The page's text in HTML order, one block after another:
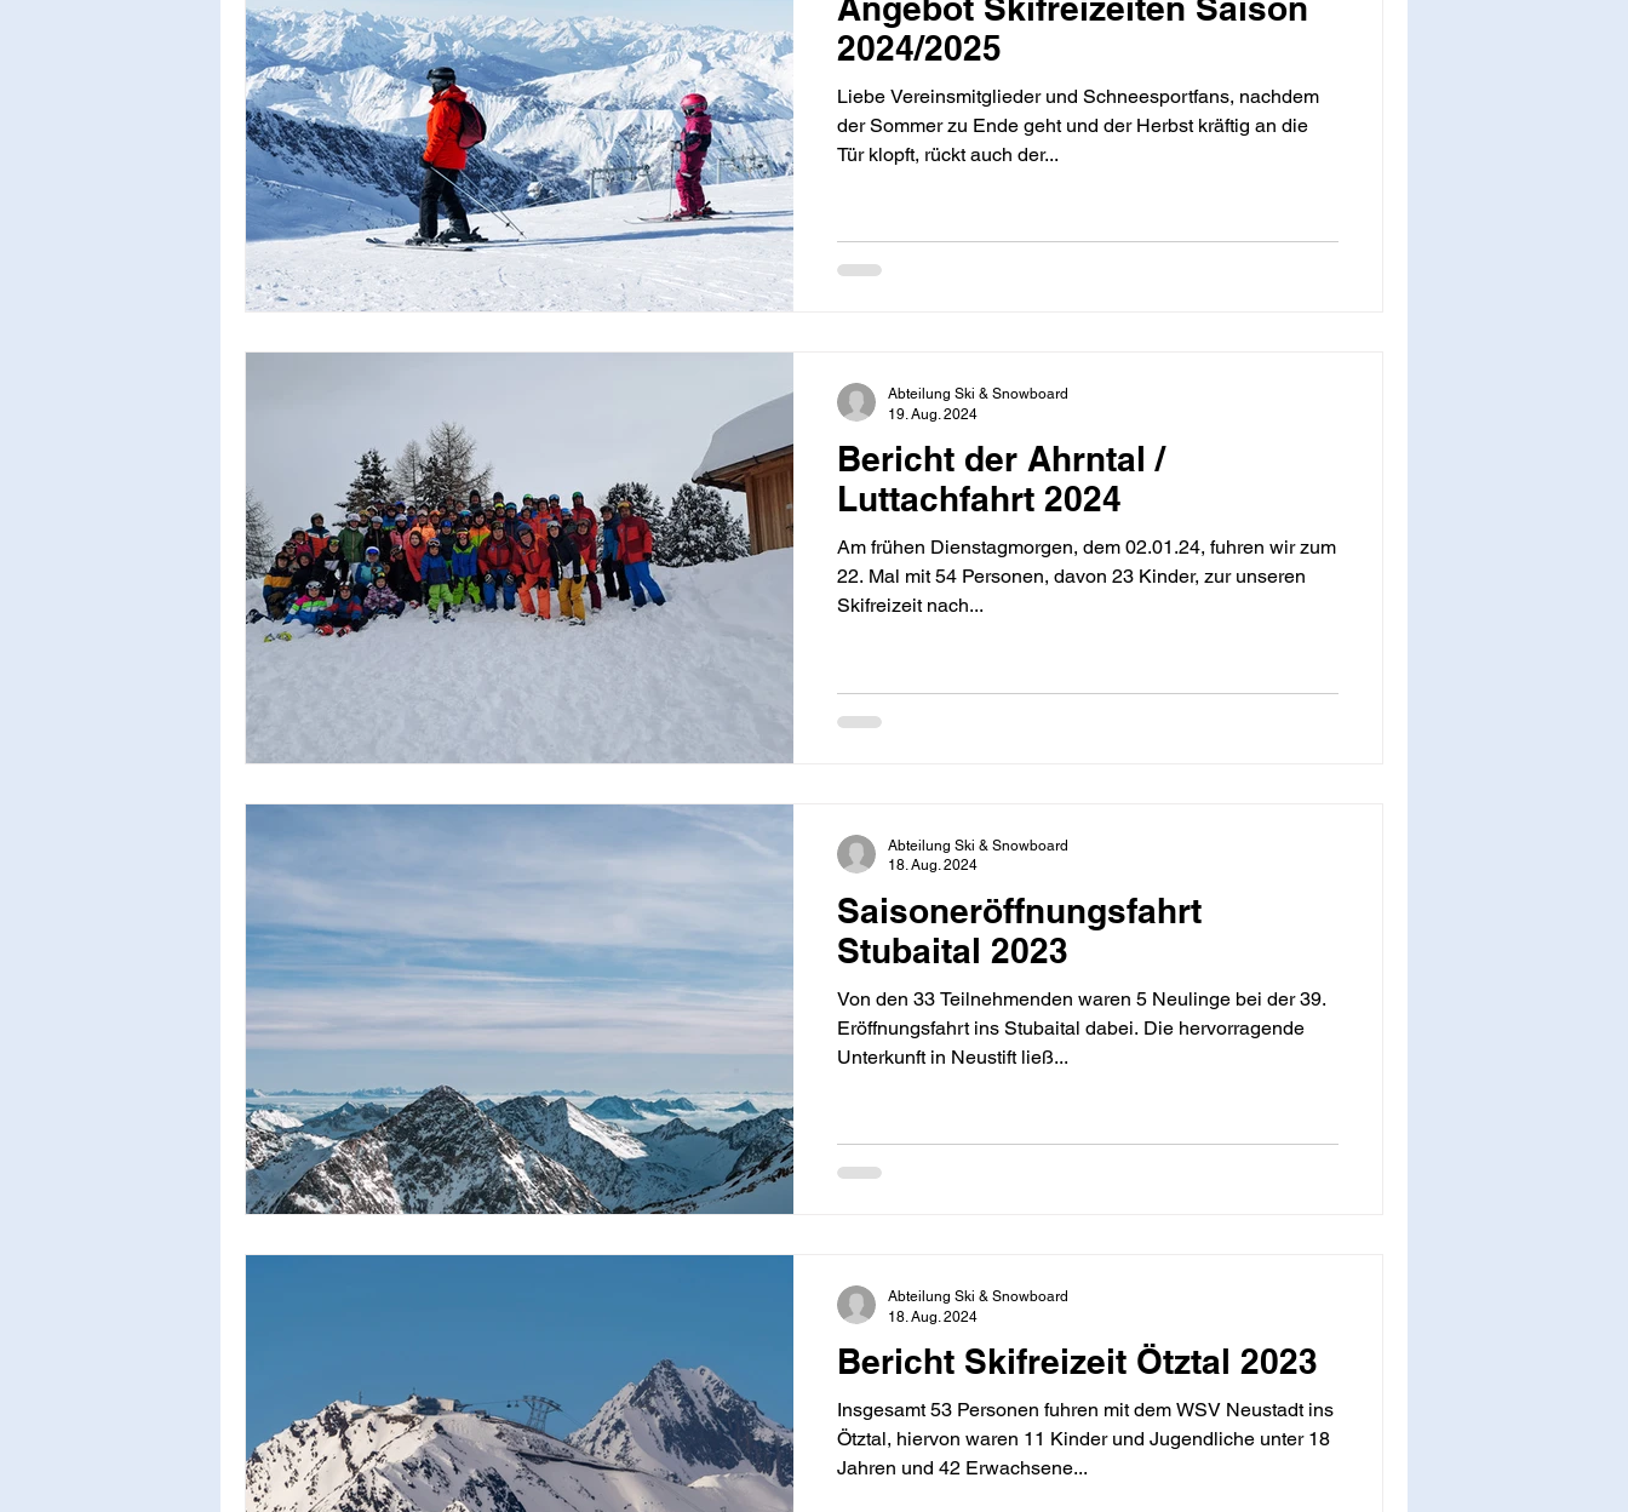
2024/2025
Liebe Vereinsmitglieder und Schneesportfans, nachdem
der Sommer zu Ende geht und der Herbst kräftig an die
Tür klopft, rückt auch der...
Bericht der Ahrntal /
Luttachfahrt 2024
Am frühen Dienstagmorgen, dem 02.01.24, fuhren wir zum
22. Mal mit 54 Personen, davon 23 Kinder, zur unseren
Skifreizeit nach...
Abteilung Ski & Snowboard
19. Aug. 2024
Saisoneröffnungsfahrt
Stubaital 2023
Von den 33 Teilnehmenden waren 5 Neulinge bei der 39.
Eröffnungsfahrt ins Stubaital dabei. Die hervorragende
Unterkunft in Neustift ließ...
Abteilung Ski & Snowboard
18. Aug. 2024
Bericht Skifreizeit Ötztal 2023
Insgesamt 53 Personen fuhren mit dem WSV Neustadt ins
Ötztal, hiervon waren 11 Kinder und Jugendliche unter 18
Jahren und 42 Erwachsene...
Abteilung Ski & Snowboard
18. Aug. 2024